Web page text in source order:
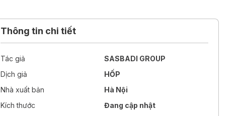
Thông tin chi tiết
Tác giả
SASBADI GROUP
Dịch giả
HỐP
Nhà xuất bản
Hà Nội
Kích thước
Đang cập nhật